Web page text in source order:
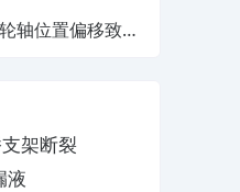
轴位置偏移致发
架断裂
液